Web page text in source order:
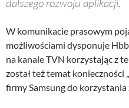
dalszego rozwoju aplikacji.
W komunikacie prasowym
możliwościami dysponuje
na kanale TVN korzystając z
został też temat
firmy Samsung do